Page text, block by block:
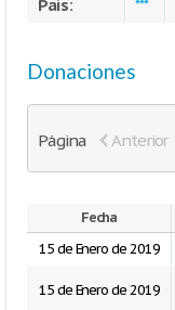
País: ***
Donaciones
Página Anterior
Fecha
15 de Enero de 2019
15 de Enero de 2019